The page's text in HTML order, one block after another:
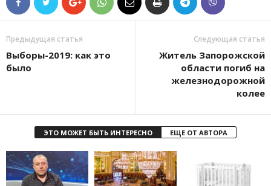
Предыдущая статья
Выборы-2019: как это
было
Следующая статья
Житель Запорожской
области погиб на
железнодорожной
колее
ЭТО МОЖЕТ БЫТЬ ИНТЕРЕСНО ЕЩЕ ОТ АВТОРА